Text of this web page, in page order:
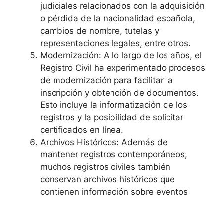
judiciales relacionados con la adquisición
o pérdida de la nacionalidad española,
cambios de nombre, tutelas y
representaciones legales, entre otros.
Modernización: A lo largo de los años, el
Registro Civil ha experimentado procesos
de modernización para facilitar la
inscripción y obtención de documentos.
Esto incluye la informatización de los
registros y la posibilidad de solicitar
certificados en línea.
Archivos Históricos: Además de
mantener registros contemporáneos,
muchos registros civiles también
conservan archivos históricos que
contienen información sobre eventos